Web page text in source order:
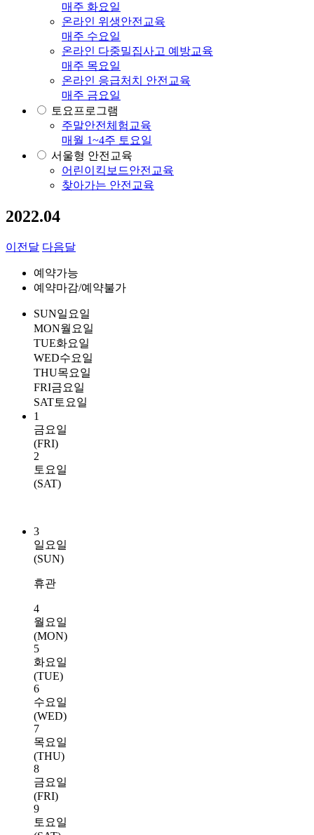
매주 화요일
온라인 위생안전교육
매주 수요일
온라인 다중밀집사고 예방교육
매주 목요일
온라인 응급처치 안전교육
매주 금요일
토요프로그램
주말안전체험교육
매월 1~4주 토요일
서울형 안전교육
어린이킥보드안전교육
찾아가는 안전교육
2022.04
이전달 다음달
예약가능
예약마감/예약불가
SUN일요일
MON월요일
TUE화요일
WED수요일
THU목요일
FRI금요일
SAT토요일
1
금요일
(FRI)
2
토요일
(SAT)
3
일요일
(SUN)
휴관
4
월요일
(MON)
5
화요일
(TUE)
6
수요일
(WED)
7
목요일
(THU)
8
금요일
(FRI)
9
토요일